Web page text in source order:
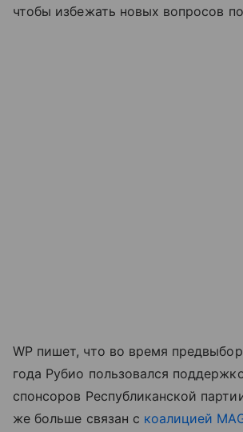
чтобы избежать новых вопросов
WP пишет, что во время
года Рубио пользовался
спонсоров Республиканской
же больше связан с коалицией